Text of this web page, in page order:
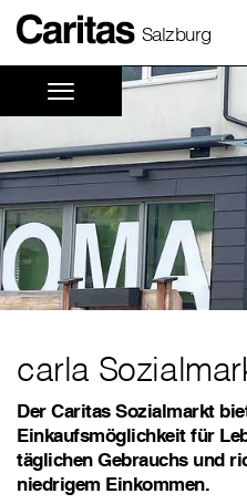
Salzburg
carla
Der Caritas Sozialmarkt
Einkaufsmöglichkeit für
täglichen Gebrauchs und
niedrigem Einkommen.